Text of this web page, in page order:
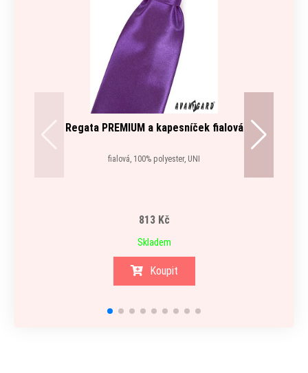
Regata PREMIUM a kapesníček fialová
fialová, 100% polyester, UNI
813 Kč
Skladem
Koupit